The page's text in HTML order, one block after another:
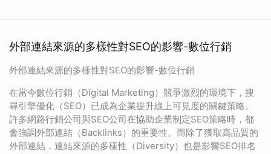
外部連結來源的多樣性對SEO的影響-數位行銷
外部連結來源的多樣性對SEO的影響-數位行銷
在當今數位行銷（Digital Marketing）競爭激烈的環境下，搜
尋引擎優化（SEO）已成為企業提升線上可見度的關鍵策略。
許多網路行銷公司與SEO公司在協助企業制定SEO策略時，都
會強調外部連結（Backlinks）的重要性。而除了獲取高品質的
外部連結，連結來源的多樣性（Diversity）也是影響SEO排名